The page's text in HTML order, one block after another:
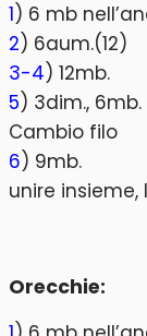
1) 6 mb
2) 6aum.(12)
3-4) 12mb.
5) 3dim.,
Cambio filo
6) 9mb.
unire
Orecchie: